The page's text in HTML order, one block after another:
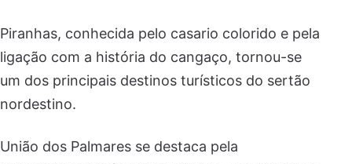
Piranhas, conhecida pelo casario colorido e pela
ligação com a história do cangaço, tornou-se
um dos principais destinos turísticos do sertão
nordestino.
União dos Palmares se destaca pela